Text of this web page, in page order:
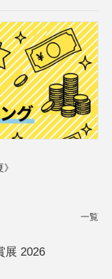
一覧
展 2026